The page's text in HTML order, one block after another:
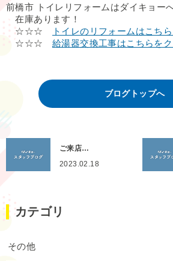
前橋市 トイレリフォームはダイキョー
在庫あります！
☆☆☆
トイレのリフォームはこち
☆☆☆ 給湯器交換工事はこちらを
ブログトップへ
ご来店…
2023.02.18
カテゴリ
その他